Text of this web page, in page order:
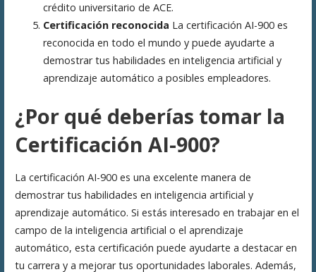
crédito universitario de ACE.
Certificación reconocida La certificación AI-900 es
reconocida en todo el mundo y puede ayudarte a
demostrar tus habilidades en inteligencia artificial y
aprendizaje automático a posibles empleadores.
¿Por qué deberías tomar la
Certificación AI-900?
La certificación AI-900 es una excelente manera de
demostrar tus habilidades en inteligencia artificial y
aprendizaje automático. Si estás interesado en trabajar en el
campo de la inteligencia artificial o el aprendizaje
automático, esta certificación puede ayudarte a destacar en
tu carrera y a mejorar tus oportunidades laborales. Además,